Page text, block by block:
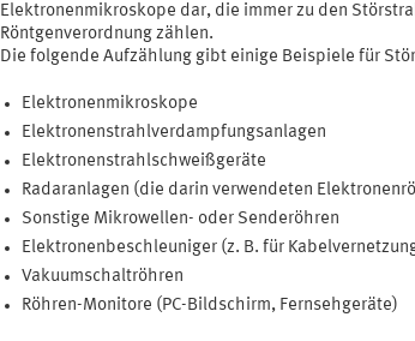
Elektronenmikroskope dar, die immer zu den
Röntgenverordnung zählen.
Die folgende Aufzählung gibt einige Beispiele für
Elektronenmikroskope
Elektronenstrahlverdampfungsanlagen
Elektronenstrahlschweißgeräte
Radaranlagen (die darin verwendeten
Sonstige Mikrowellen- oder Senderöhren
Elektronenbeschleuniger (z. B. für
Vakuumschaltröhren
Röhren-Monitore (PC-Bildschirm, Fernsehgeräte)